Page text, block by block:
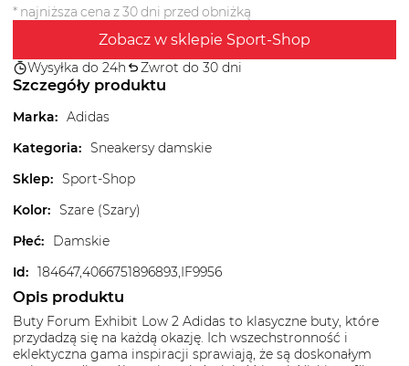
* najniższa cena z 30 dni przed obniżką
Zobacz w sklepie Sport-Shop
Wysyłka do 24h Zwrot do 30 dni
Szczegóły produktu
Marka: Adidas
Kategoria: Sneakersy damskie
Sklep: Sport-Shop
Kolor: Szare (Szary)
Płeć:
Damskie
Id: 184647,4066751896893,IF9956
Opis produktu
Buty Forum Exhibit Low 2 Adidas to klasyczne buty, które
przydadzą się na każdą okazję. Ich wszechstronność i
eklektyczna gama inspiracji sprawiają, że są doskonałym